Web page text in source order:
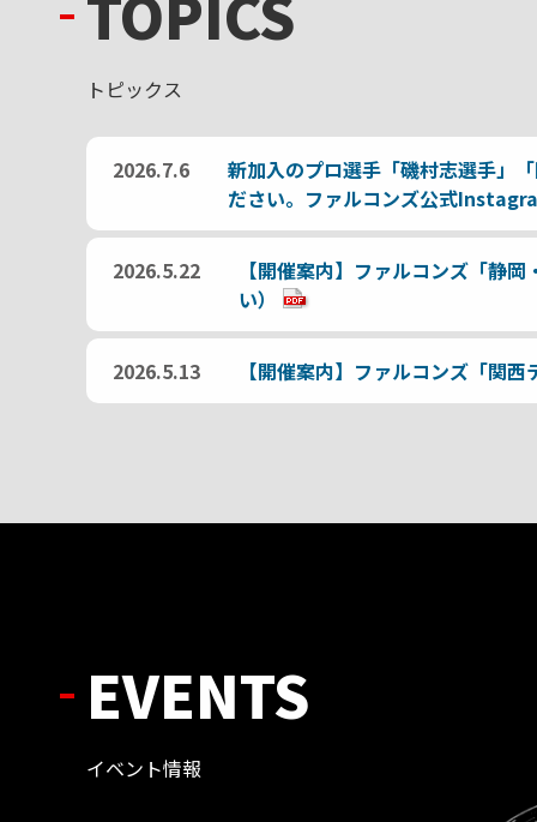
トピックス
2026.7.6
新加入のプロ選手「磯村志選手」
ださい。ファルコンズ公式
2026.5.22
【開催案内】ファルコンズ「静
い）
2026.5.13 【開催案内】ファルコンズ「関
EVENTS
イベント情報